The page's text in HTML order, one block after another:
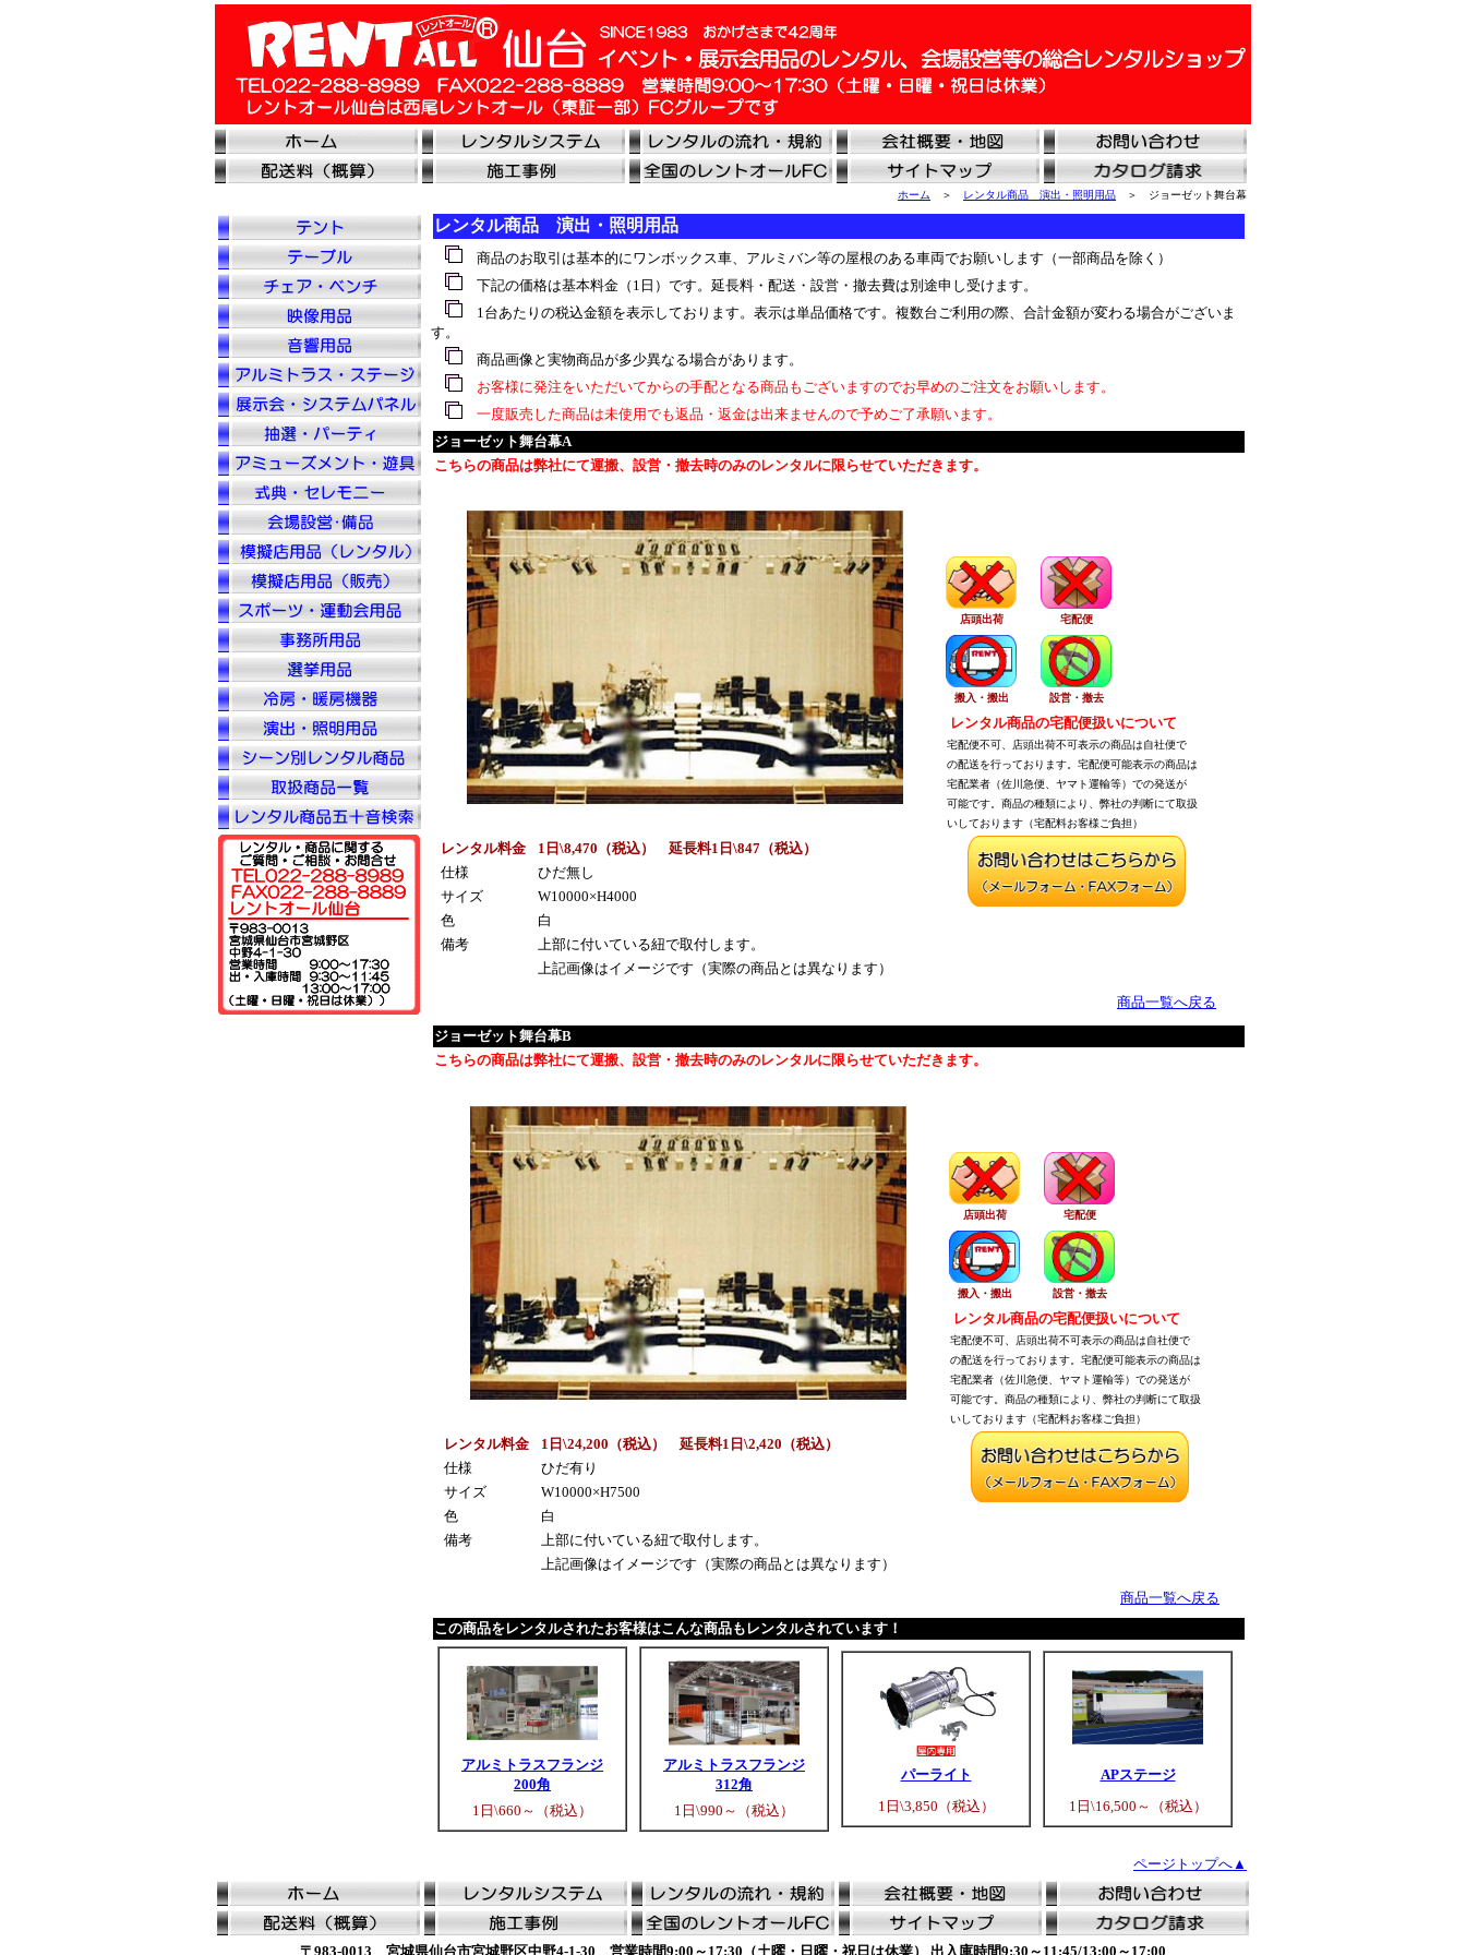
ホーム ＞ レンタル商品 演出・照明用品 ＞ ジョーゼット舞台幕
レンタル商品 演出・照明用品
商品のお取引は基本的にワンボックス車、アルミバン等の屋根のある車両でお願いします（一部商品を除く）
下記の価格は基本料金（1日）です。延長料・配送・設営・撤去費は別途申し受けます。
1台あたりの税込金額を表示しております。表示は単品価格です。複数台ご利用の際、合計金額が変わる場合がございま
す。
商品画像と実物商品が多少異なる場合があります。
お客様に発注をいただいてからの手配となる商品もございますのでお早めのご注文をお願いします。
一度販売した商品は未使用でも返品・返金は出来ませんので予めご了承願います。
ジョーゼット舞台幕A
こちらの商品は弊社にて運搬、設営・撤去時のみのレンタルに限らせていただきます。
店頭出荷 宅配便
搬入・搬出 設営・撤去
レンタル商品の宅配便扱いについて
宅配便不可、店頭出荷不可表示の商品は自社便で
の配送を行っております。宅配便可能表示の商品は
宅配業者（佐川急便、ヤマト運輸等）での発送が
可能です。商品の種類により、弊社の判断にて取扱
いしております（宅配料お客様ご負担）
レンタル料金
1日\8,470（税込） 延長料1日\847（税込）
仕様
ひだ無し
サイズ
W10000×H4000
色
白
備考
上部に付いている紐で取付します。
上記画像はイメージです（実際の商品とは異なります）
商品一覧へ戻る
ジョーゼット舞台幕B
こちらの商品は弊社にて運搬、設営・撤去時のみのレンタルに限らせていただきます。
店頭出荷 宅配便
搬入・搬出 設営・撤去
レンタル商品の宅配便扱いについて
宅配便不可、店頭出荷不可表示の商品は自社便で
の配送を行っております。宅配便可能表示の商品は
宅配業者（佐川急便、ヤマト運輸等）での発送が
可能です。商品の種類により、弊社の判断にて取扱
いしております（宅配料お客様ご負担）
レンタル料金
1日\24,200（税込） 延長料1日\2,420（税込）
仕様
ひだ有り
サイズ
W10000×H7500
色
白
備考
上部に付いている紐で取付します。
上記画像はイメージです（実際の商品とは異なります）
商品一覧へ戻る
この商品をレンタルされたお客様はこんな商品もレンタルされています！
アルミトラスフランジ
200角
1日\660～（税込）
アルミトラスフランジ
312角
1日\990～（税込）
パーライト
1日\3,850（税込）
APステージ
1日\16,500～（税込）
ページトップへ▲
〒983-0013 宮城県仙台市宮城野区中野4-1-30 営業時間9:00～17:30（土曜・日曜・祝日は休業） 出入庫時間9:30～11:45/13:00～17:00